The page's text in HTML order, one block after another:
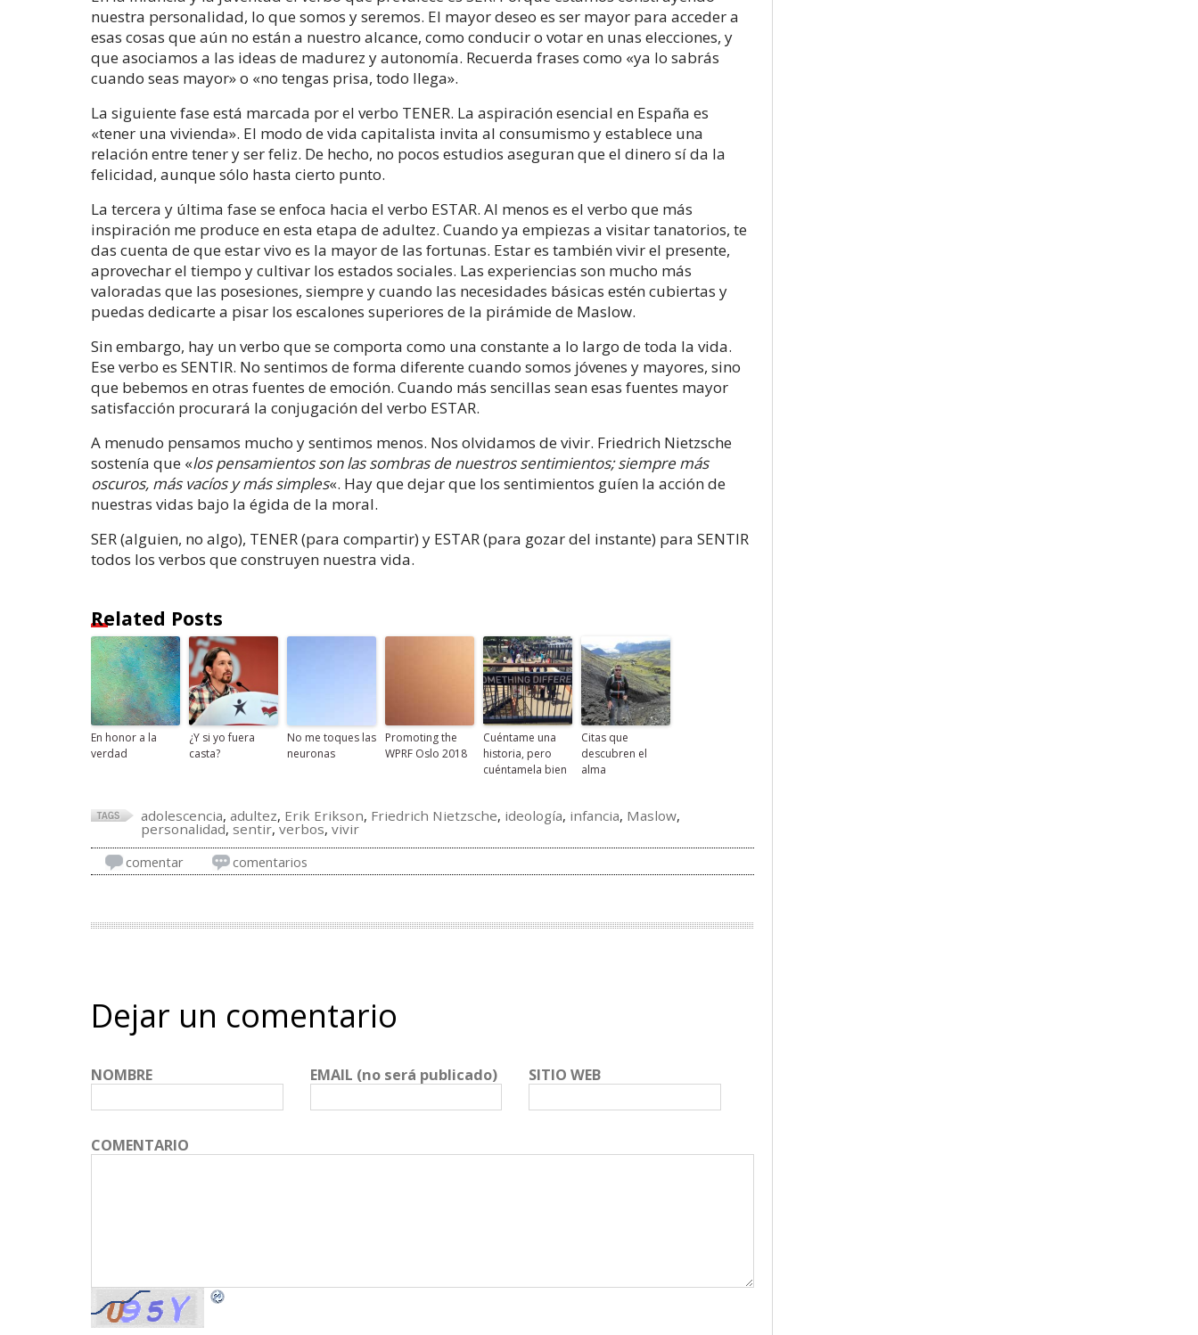
nuestra personalidad, lo que somos y seremos. El mayor deseo es ser mayor para acceder a
esas cosas que aún no están a nuestro alcance, como conducir o votar en unas elecciones, y
que asociamos a las ideas de madurez y autonomía. Recuerda frases como «ya lo sabrás
cuando seas mayor» o «no tengas prisa, todo llega».
La siguiente fase está marcada por el verbo TENER. La aspiración esencial en España es
«tener una vivienda». El modo de vida capitalista invita al consumismo y establece una
relación entre tener y ser feliz. De hecho, no pocos estudios aseguran que el dinero sí da la
felicidad, aunque sólo hasta cierto punto.
La tercera y última fase se enfoca hacia el verbo ESTAR. Al menos es el verbo que más
inspiración me produce en esta etapa de adultez. Cuando ya empiezas a visitar tanatorios, te
das cuenta de que estar vivo es la mayor de las fortunas. Estar es también vivir el presente,
aprovechar el tiempo y cultivar los estados sociales. Las experiencias son mucho más
valoradas que las posesiones, siempre y cuando las necesidades básicas estén cubiertas y
puedas dedicarte a pisar los escalones superiores de la pirámide de Maslow.
Sin embargo, hay un verbo que se comporta como una constante a lo largo de toda la vida.
Ese verbo es SENTIR. No sentimos de forma diferente cuando somos jóvenes y mayores, sino
que bebemos en otras fuentes de emoción. Cuando más sencillas sean esas fuentes mayor
satisfacción procurará la conjugación del verbo ESTAR.
A menudo pensamos mucho y sentimos menos. Nos olvidamos de vivir. Friedrich Nietzsche
sostenía que «los pensamientos son las sombras de nuestros sentimientos; siempre más
oscuros, más vacíos y más simples«. Hay que dejar que los sentimientos guíen la acción de
nuestras vidas bajo la égida de la moral.
SER (alguien, no algo), TENER (para compartir) y ESTAR (para gozar del instante) para SENTIR
todos los verbos que construyen nuestra vida.
Related Posts
En honor a la
verdad
¿Y si yo fuera
casta?
No me toques las
neuronas
Promoting the
WPRF Oslo 2018
Cuéntame una
historia, pero
cuéntamela bien
Citas que
descubren el
alma
adolescencia, adultez, Erik Erikson, Friedrich Nietzsche, ideología, infancia, Maslow,
personalidad, sentir, verbos, vivir
comentar comentarios
Dejar un comentario
NOMBRE EMAIL (no será publicado) SITIO WEB
COMENTARIO